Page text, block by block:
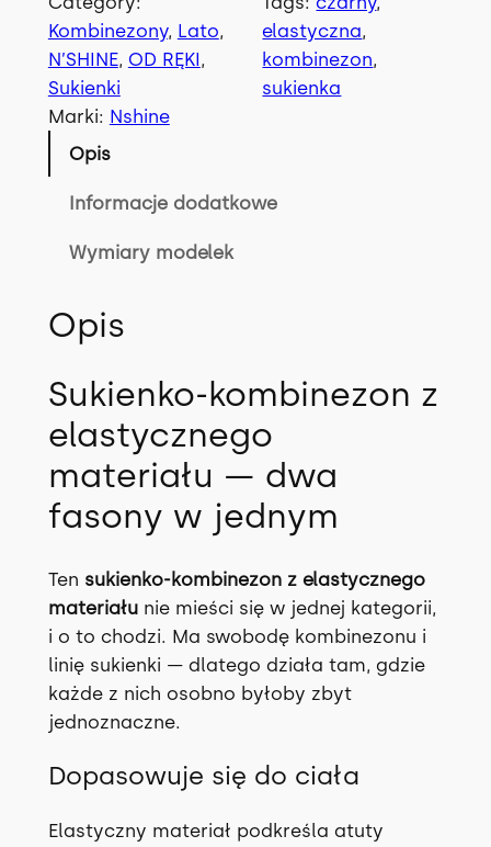
Kombinezony, Lato
N’SHINE, OD RĘKI
Sukienki
elastyczna
kombinezon
sukienka
Marki: Nshine
Opis
Informacje dodatkowe
Wymiary modelek
Opis
Sukienko-kombinezon z
elastycznego
materiału — dwa
fasony w jednym
Ten sukienko-kombinezon z elastycznego
materiałunie mieści się w jednej kategorii,
i o to chodzi. Ma swobodę kombinezonu i
linię sukienki — dlatego działa tam, gdzie
każde z nich osobno byłoby zbyt
jednoznaczne.
Dopasowuje się do ciała
Elastyczny materiał podkreśla atuty